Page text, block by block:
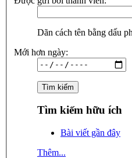
Dãn cách tên bằng dấu
Mới hơn ngày:
Tìm kiếm hữu ích
Bài viết gần đây
Thêm...